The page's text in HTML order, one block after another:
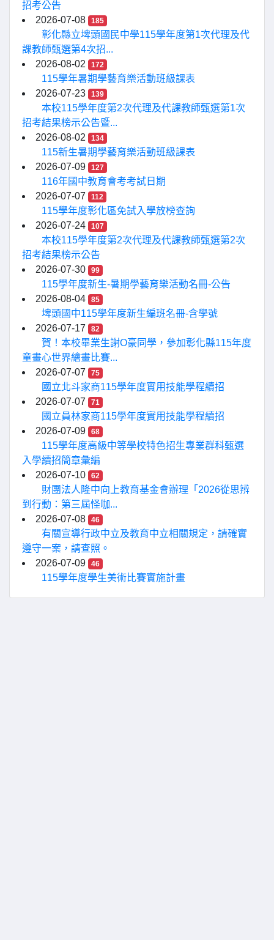
招考公告
2026-07-08
185
彰化縣立埤頭國民中學115學年度第1次代理及代
課教師甄選第4次招...
2026-08-02
172
115學年暑期學藝育樂活動班級課表
2026-07-23
139
本校115學年度第2次代理及代課教師甄選第1次
招考結果榜示公告暨...
2026-08-02
134
115新生暑期學藝育樂活動班級課表
2026-07-09
127
116年國中教育會考考試日期
2026-07-07
112
115學年度彰化區免試入學放榜查詢
2026-07-24
107
本校115學年度第2次代理及代課教師甄選第2次
招考結果榜示公告
2026-07-30
99
115學年度新生-暑期學藝育樂活動名冊-公告
2026-08-04
85
埤頭國中115學年度新生編班名冊-含學號
2026-07-17
82
賀！本校畢業生謝O豪同學，參加彰化縣115年度
童畫心世界繪畫比賽...
2026-07-07
75
國立北斗家商115學年度實用技能學程續招
2026-07-07
71
國立員林家商115學年度實用技能學程續招
2026-07-09
68
115學年度高級中等學校特色招生專業群科甄選
入學續招簡章彙編
2026-07-10
62
財團法人隆中向上教育基金會辦理「2026從思辨
到行動：第三屆怪咖...
2026-07-08
46
有關宣導行政中立及教育中立相關規定，請確實
遵守一案，請查照。
2026-07-09
46
115學年度學生美術比賽實施計畫